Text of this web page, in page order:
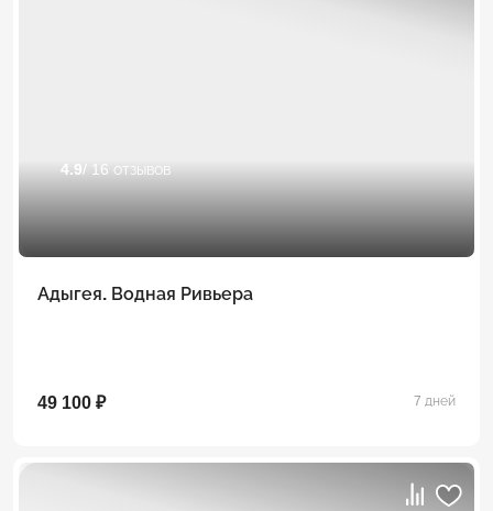
4.9/ 16 отзывов
Адыгея. Водная Ривьера
49 100 ₽ 7 дней